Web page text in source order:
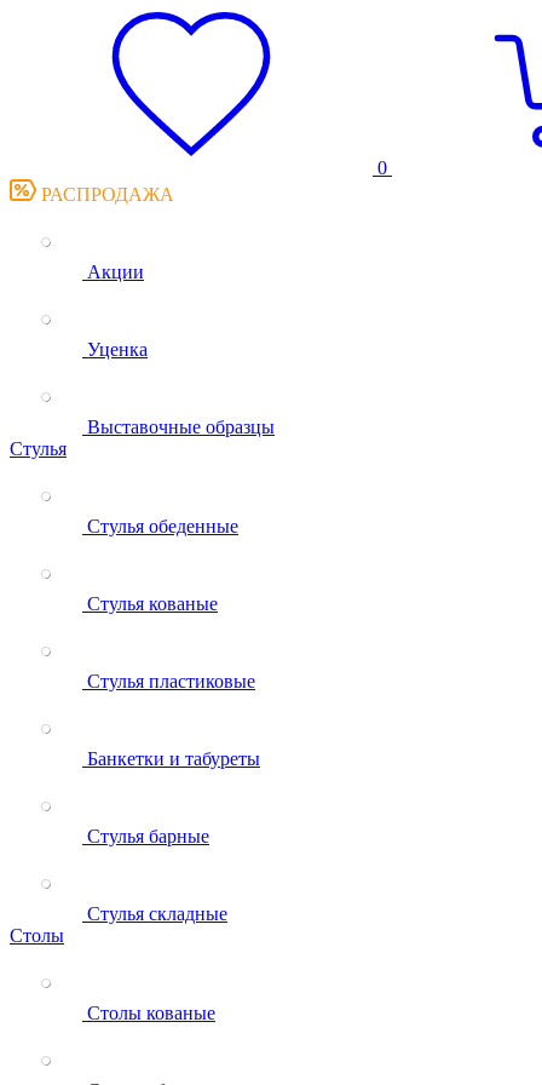
0
РАСПРОДАЖА
Акции
Уценка
Выставочные образцы
Стулья
Стулья обеденные
Стулья кованые
Стулья пластиковые
Банкетки и табуреты
Стулья барные
Стулья складные
Столы
Столы кованые